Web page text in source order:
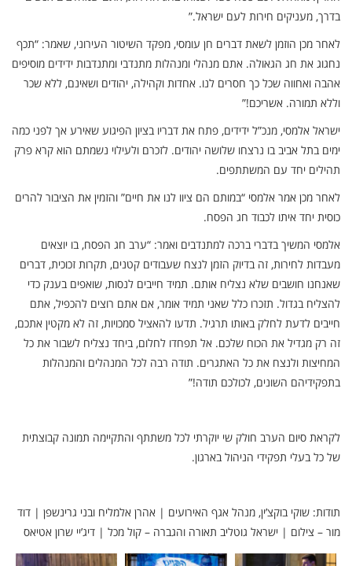
בדרך, מעניקים חירות לעם ישראל.”
לאחר מכן הוזמן לשאת דברים חן עומסי, מפקד השיטור העירוני, שאמר: “תכף
נחגוג את חג הגאולה. אתם מנהלי ומנהלות מתנדבי ומתנדבות ידידים מוסיפים
אהבה ואחווה שכל כך חסרים לנו. אחדות וקהילה, יהודים ושאינם, ללא שכר
וללא תמורה. אשריכם!”
ישראל אלמסי, מנכ”ל ידידים, פתח את דבריו בציון הפיגוע שאירע אך לפני כמה
ימים בתל אביב בו נרצחו שלושה יהודים. לזכרם ולעילוי נשמתם הוא קרא פרק
תהילים יחד עם המשתתפים.
לאחר מכן אמר אלמסי “במותם הם ציוו לנו את חיים” והזמין את הציבור להרים
כוסית יחד איתו לכבוד חג הפסח.
אלמסי המשיך בדברי ברכה למתנדבים ואמר: “ערב חג הפסח, בו יוצאים
מעבדות לחירות, זה בדיוק הזמן לנצח שעבודים קטנים, תקרות זכוכית, דברים
שאנחנו חושבים שלא נצליח אותם. תמיד חייבים לנסות, שואפים בענק כדי
להצליח בגדול. תזכרו כלל שאני תמיד אומר, אם אתם רוצים להכפיל, אתם
חייבים לדעת לחלק באותו תרגיל. תדעו להאציל סמכויות, זה לא מקטין אתכם,
זה רק מגדיל את הכוח שלכם. אל תפחדו לחלום, ביחד נצליח לשבור את כל
המחיצות ולנצח את כל האתגרים. תודה רבה לכל המנהלים והמנהלות
בתפקידיהם השונים, לכולכם תודה!”
לקראת סיום הערב חולק שי יוקרתי לכל משתתף והתקיימה תמונה קבוצתית
של כל בעלי תפקידי הניהול בארגון.
תודות: שוקי בוקצ’ין, מנהל אגף האירועים | אהרן אלמליח ובני גרינשפן | דוד
מור – צילום | ישראל גוטליב תאורה והגברה – קול מכל | דיג’יי שרון אטיאס